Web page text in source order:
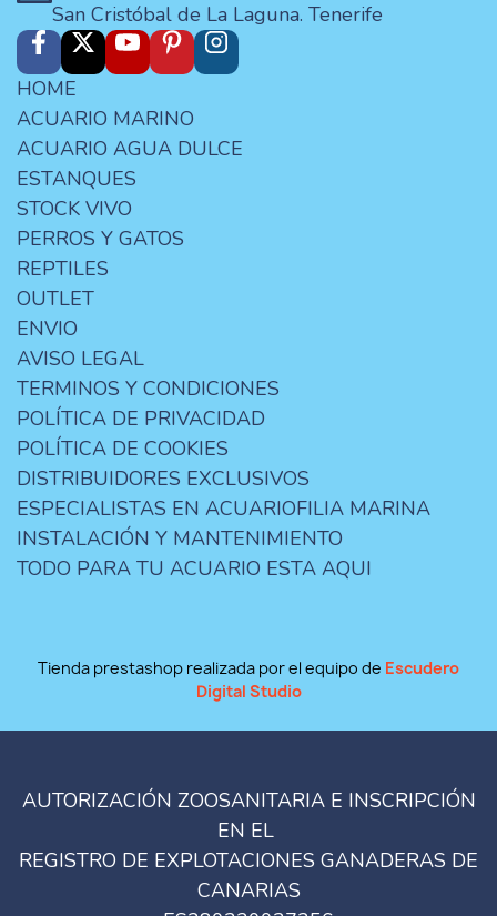
San Cristóbal de La Laguna. Tenerife
HOME
ACUARIO MARINO
ACUARIO AGUA DULCE
ESTANQUES
STOCK VIVO
PERROS Y GATOS
REPTILES
OUTLET
ENVIO
AVISO LEGAL
TERMINOS Y CONDICIONES
POLÍTICA DE PRIVACIDAD
POLÍTICA DE COOKIES
DISTRIBUIDORES EXCLUSIVOS
ESPECIALISTAS EN ACUARIOFILIA MARINA
INSTALACIÓN Y MANTENIMIENTO
TODO PARA TU ACUARIO ESTA AQUI
Tienda prestashop realizada por el equipo de Escudero
Digital Studio
AUTORIZACIÓN ZOOSANITARIA E INSCRIPCIÓN
EN EL
REGISTRO DE EXPLOTACIONES GANADERAS DE
CANARIAS